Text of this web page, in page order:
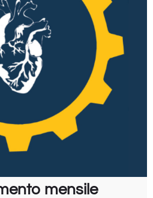
mensile